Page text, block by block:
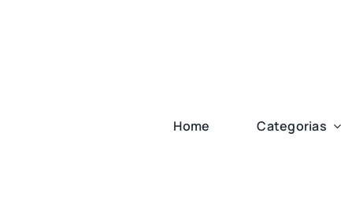
Home Categorias